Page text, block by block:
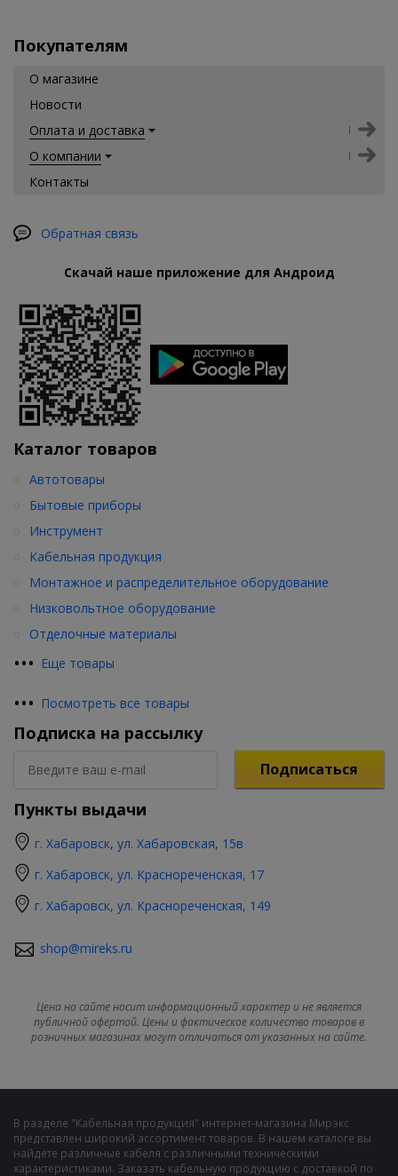
Покупателям
О магазине
Новости
Оплата и доставка
О компании
Контакты
Обратная связь
Скачай наше приложение для Андроид
Каталог товаров
••• Еще товары
Автотовары
Бытовые приборы
Инструмент
Кабельная продукция
Монтажное и распределительное оборудование
Низковольтное оборудование
Отделочные материалы
••• Посмотреть все товары
Подписка на рассылку
Подписаться
Пункты выдачи
г. Хабаровск, ул. Хабаровская, 15в
г. Хабаровск, ул. Краснореченская, 17
г. Хабаровск, ул. Краснореченская, 149
shop@mireks.ru
Цена на сайте носит информационный характер и не является
публичной офертой. Цены и фактическое количество товаров в
розничных магазинах могут отличаться от указанных на сайте.
В разделе "Кабельная продукция" интернет-магазина Мирэкс
представлен широкий ассортимент товаров. В нашем каталоге вы
найдете различные кабеля с различными техническими
характеристиками. Заказать кабельную продукцию с доставкой по